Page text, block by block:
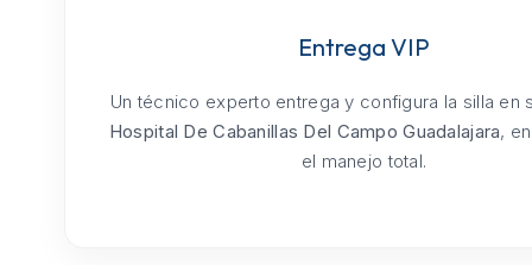
Entrega VIP
Un técnico experto entrega y configura la silla en
Hospital De Cabanillas Del Campo Guadalajara,
el manejo total.